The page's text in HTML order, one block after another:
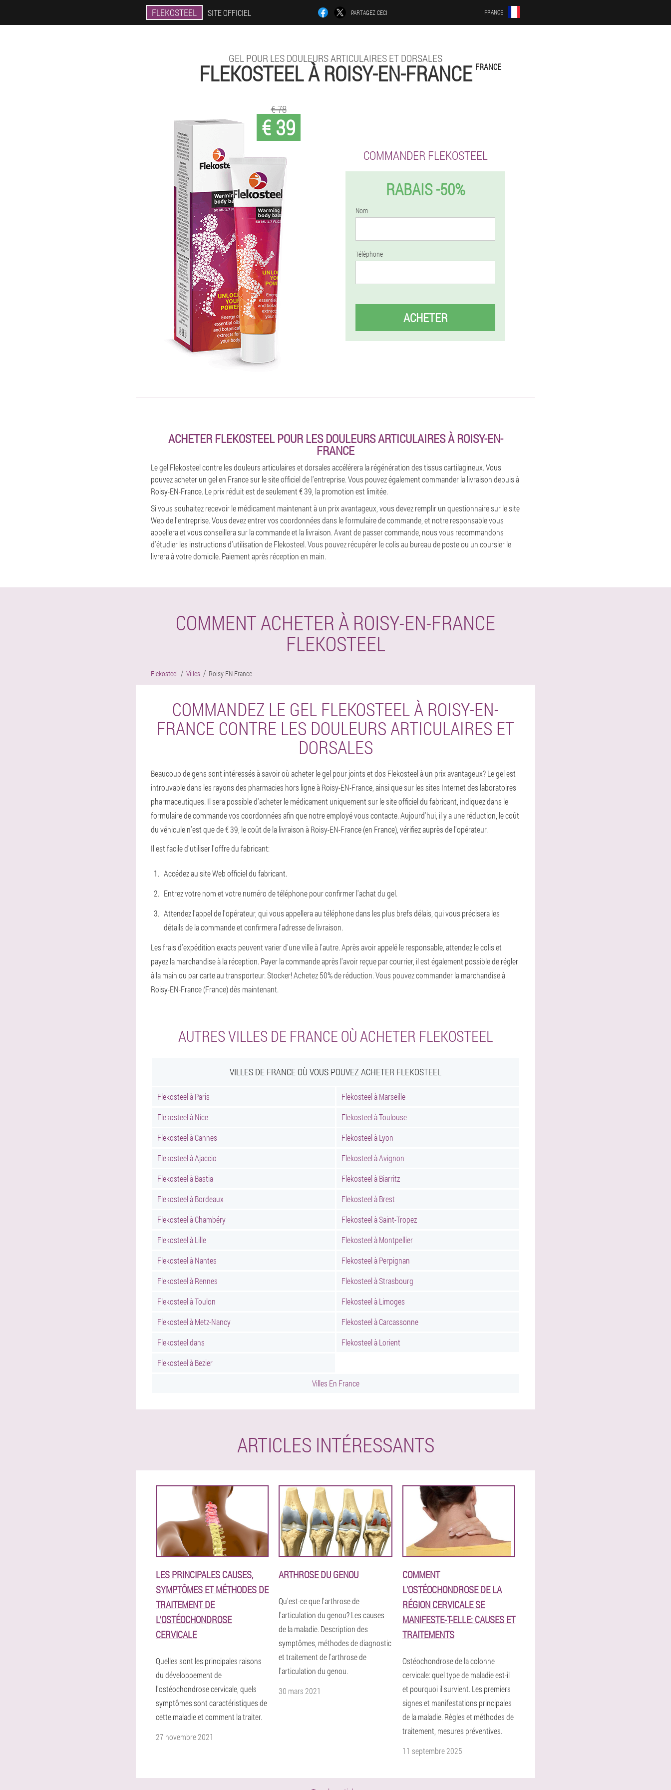
FLEKOSTEEL SITE OFFICIEL PARTAGEZ CECI FRANCE
GEL POUR LES DOULEURS ARTICULAIRES ET DORSALES
FLEKOSTEEL À ROISY-EN-FRANCE FRANCE
€ 39
€ 78
COMMANDER FLEKOSTEEL
RABAIS -50%
Nom
Téléphone
ACHETER
ACHETER FLEKOSTEEL POUR LES DOULEURS ARTICULAIRES À ROISY-EN-
FRANCE
Le gel Flekosteel contre les douleurs articulaires et dorsales accélérera la régénération des tissus cartilagineux. Vous
pouvez acheter un gel en France sur le site officiel de l'entreprise. Vous pouvez également commander la livraison depuis à
Roisy-EN-France. Le prix réduit est de seulement € 39, la promotion est limitée.
Si vous souhaitez recevoir le médicament maintenant à un prix avantageux, vous devez remplir un questionnaire sur le site
Web de l'entreprise. Vous devez entrer vos coordonnées dans le formulaire de commande, et notre responsable vous
appellera et vous conseillera sur la commande et la livraison. Avant de passer commande, nous vous recommandons
d'étudier les instructions d'utilisation de Flekosteel. Vous pouvez récupérer le colis au bureau de poste ou un coursier le
livrera à votre domicile. Paiement après réception en main.
COMMENT ACHETER À ROISY-EN-FRANCE
FLEKOSTEEL
Flekosteel Villes Roisy-EN-France
COMMANDEZ LE GEL FLEKOSTEEL À ROISY-EN-
FRANCE CONTRE LES DOULEURS ARTICULAIRES ET
DORSALES
Beaucoup de gens sont intéressés à savoir où acheter le gel pour joints et dos Flekosteel à un prix avantageux? Le gel est
introuvable dans les rayons des pharmacies hors ligne à Roisy-EN-France, ainsi que sur les sites Internet des laboratoires
pharmaceutiques. Il sera possible d'acheter le médicament uniquement sur le site officiel du fabricant, indiquez dans le
formulaire de commande vos coordonnées afin que notre employé vous contacte. Aujourd'hui, il y a une réduction, le coût
du véhicule n'est que de € 39, le coût de la livraison à Roisy-EN-France (en France), vérifiez auprès de l'opérateur.
Il est facile d'utiliser l'offre du fabricant:
Accédez au site Web officiel du fabricant.
Entrez votre nom et votre numéro de téléphone pour confirmer l'achat du gel.
Attendez l'appel de l'opérateur, qui vous appellera au téléphone dans les plus brefs délais, qui vous précisera les
détails de la commande et confirmera l'adresse de livraison.
Les frais d'expédition exacts peuvent varier d'une ville à l'autre. Après avoir appelé le responsable, attendez le colis et
payez la marchandise à la réception. Payer la commande après l'avoir reçue par courrier, il est également possible de régler
à la main ou par carte au transporteur. Stocker! Achetez 50% de réduction. Vous pouvez commander la marchandise à
Roisy-EN-France (France) dès maintenant.
AUTRES VILLES DE FRANCE OÙ ACHETER FLEKOSTEEL
VILLES DE FRANCE OÙ VOUS POUVEZ ACHETER FLEKOSTEEL
Flekosteel à Paris
Flekosteel à Marseille
Flekosteel à Nice
Flekosteel à Toulouse
Flekosteel à Cannes
Flekosteel à Lyon
Flekosteel à Ajaccio
Flekosteel à Avignon
Flekosteel à Bastia
Flekosteel à Biarritz
Flekosteel à Bordeaux
Flekosteel à Brest
Flekosteel à Chambéry
Flekosteel à Saint-Tropez
Flekosteel à Lille
Flekosteel à Montpellier
Flekosteel à Nantes
Flekosteel à Perpignan
Flekosteel à Rennes
Flekosteel à Strasbourg
Flekosteel à Toulon
Flekosteel à Limoges
Flekosteel à Metz-Nancy
Flekosteel à Carcassonne
Flekosteel dans
Flekosteel à Lorient
Flekosteel à Bezier
Villes En France
ARTICLES INTÉRESSANTS
LES PRINCIPALES CAUSES,
SYMPTÔMES ET MÉTHODES DE
TRAITEMENT DE
L'OSTÉOCHONDROSE
CERVICALE
Quelles sont les principales raisons
du développement de
l'ostéochondrose cervicale, quels
symptômes sont caractéristiques de
cette maladie et comment la traiter.
27 novembre 2021
ARTHROSE DU GENOU
Qu'est-ce que l'arthrose de
l'articulation du genou? Les causes
de la maladie. Description des
symptômes, méthodes de diagnostic
et traitement de l'arthrose de
l'articulation du genou.
30 mars 2021
COMMENT
L'OSTÉOCHONDROSE DE LA
RÉGION CERVICALE SE
MANIFESTE-T-ELLE: CAUSES ET
TRAITEMENTS
Ostéochondrose de la colonne
cervicale: quel type de maladie est-il
et pourquoi il survient. Les premiers
signes et manifestations principales
de la maladie. Règles et méthodes de
traitement, mesures préventives.
11 septembre 2025